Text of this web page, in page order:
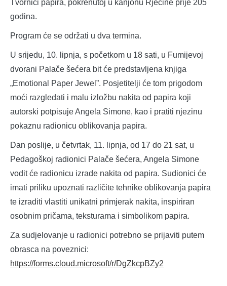
Tvornici papira, pokrenutoj u kanjonu Rječine prije 205
godina.
Program će se održati u dva termina.
U srijedu, 10. lipnja, s početkom u 18 sati, u Fumijevoj
dvorani Palače šećera bit će predstavljena knjiga
„Emotional Paper Jewel”. Posjetitelji će tom prigodom
moći razgledati i malu izložbu nakita od papira koji
autorski potpisuje Angela Simone, kao i pratiti njezinu
pokaznu radionicu oblikovanja papira.
Dan poslije, u četvrtak, 11. lipnja, od 17 do 21 sat, u
Pedagoškoj radionici Palače šećera, Angela Simone
vodit će radionicu izrade nakita od papira. Sudionici će
imati priliku upoznati različite tehnike oblikovanja papira
te izraditi vlastiti unikatni primjerak nakita, inspiriran
osobnim pričama, teksturama i simbolikom papira.
Za sudjelovanje u radionici potrebno se prijaviti putem
obrasca na poveznici:
https://forms.cloud.microsoft/r/DgZkcpBZy2